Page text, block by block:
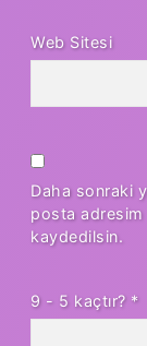
Web Sitesi
Daha sonraki
posta adresim
kaydedilsin.
9 - 5 kaçtır? *